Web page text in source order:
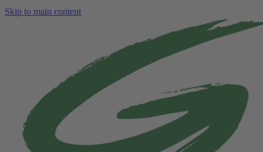
Skip to main content